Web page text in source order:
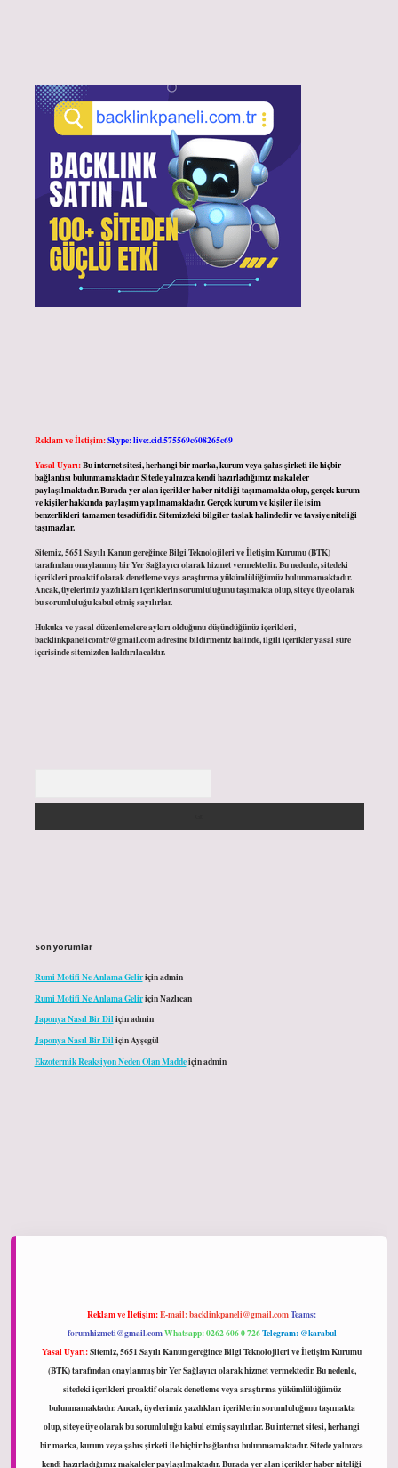
Reklam ve İletişim:Skype: live:.cid.575569c608265c69
Yasal Uyarı:Bu internet sitesi, herhangi bir marka, kurum veya şahıs şirketi ile hiçbir
bağlantısı bulunmamaktadır. Sitede yalnızca kendi hazırladığımız makaleler
paylaşılmaktadır. Burada yer alan içerikler haber niteliği taşımamakta olup, gerçek kurum
ve kişiler hakkında paylaşım yapılmamaktadır. Gerçek kurum ve kişiler ile isim
benzerlikleri tamamen tesadüfidir. Sitemizdeki bilgiler taslak halindedir ve tavsiye niteliği
taşımazlar.
Sitemiz, 5651 Sayılı Kanun gereğince Bilgi Teknolojileri ve İletişim Kurumu (BTK)
tarafından onaylanmış bir Yer Sağlayıcı olarak hizmet vermektedir. Bu nedenle, sitedeki
içerikleri proaktif olarak denetleme veya araştırma yükümlülüğümüz bulunmamaktadır.
Ancak, üyelerimiz yazdıkları içeriklerin sorumluluğunu taşımakta olup, siteye üye olarak
bu sorumluluğu kabul etmiş sayılırlar.
Hukuka ve yasal düzenlemelere aykırı olduğunu düşündüğünüz içerikleri,
backlinkpanelicomtr@gmail.comadresine bildirmeniz halinde, ilgili içerikler yasal süre
içerisinde sitemizden kaldırılacaktır.
Son yorumlar
Rumi Motifi Ne Anlama Geliriçinadmin
Rumi Motifi Ne Anlama GeliriçinNazlıcan
Japonya Nasıl Bir Diliçinadmin
Japonya Nasıl Bir DiliçinAyşegül
Ekzotermik Reaksiyon Neden Olan Maddeiçinadmin
Reklam ve İletişim:E-mail:backlinkpaneli@gmail.comTeams:
forumhizmeti@gmail.comWhatsapp: 0262 606 0 726Telegram: @karabul
Yasal Uyarı:Sitemiz, 5651 Sayılı Kanun gereğince Bilgi Teknolojileri ve İletişim Kurumu
(BTK) tarafından onaylanmış bir Yer Sağlayıcı olarak hizmet vermektedir. Bu nedenle,
sitedeki içerikleri proaktif olarak denetleme veya araştırma yükümlülüğümüz
bulunmamaktadır. Ancak, üyelerimiz yazdıkları içeriklerin sorumluluğunu taşımakta
olup, siteye üye olarak bu sorumluluğu kabul etmiş sayılırlar. Bu internet sitesi, herhangi
bir marka, kurum veya şahıs şirketi ile hiçbir bağlantısı bulunmamaktadır. Sitede yalnızca
kendi hazırladığımız makaleler paylaşılmaktadır. Burada yer alan içerikler haber niteliği